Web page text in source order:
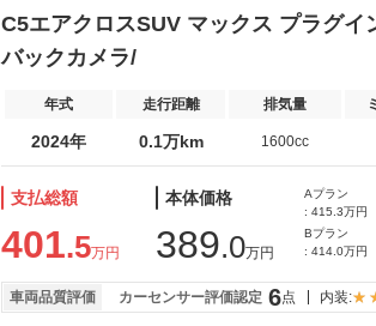
C5エアクロスSUV マックス プラグ
バックカメラ/
年式 走行距離 排気量
2024年 0.1万km 1600cc
支払総額
401.5万円
本体価格
389.0万円
Aプラン
: 415.3万円
Bプラン
: 414.0万円
車両品質評価 カーセンサー評価認定 6点 内装: